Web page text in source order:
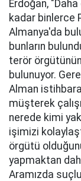
Erdoğan,
kadar binlerce
Almanya'da
bunların
terör
bulunuyor.
Alman
müşterek
nerede kimi
işimizi
örgütü
yapmaktan
Aramızda